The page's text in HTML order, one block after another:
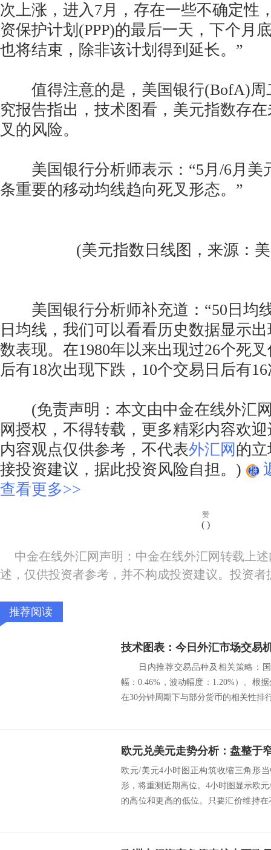
次上涨，进入7月，存在一些不确定性
资保护计划(PPP)的最后一天，下个月
也将结束，除非该计划得到延长。”
值得注意的是，美国银行(BofA)周
究报告指出，技术图看，美元指数存
叉的风险。
美国银行分析师表示：“5月/6月美
条重要的移动均线趋向死叉形态。”
(美元指数日线图，来源：
美国银行分析师补充道：“50日均
日均线，我们可以看看历史数据显示
数表现。在1980年以来出现过26个死
后有18次出现下跌，10个交易日后有
(免责声明：本文由中金在线外汇
网授权，不得转载，更多精彩内容欢
内容观点仅供参考，不代表外汇网的
接投资建议，据此投资风险自担。)
查看更多>>
赞
( )
中金在线外汇网声明：中金在线外汇网转载上
述，仅供投资者参考，并不构成投资建议。投资
推荐阅读
技术图表：今日外汇市场交易
日内推荐交易品种及相关策略：国
幅：0.46%，波动幅度：1.20%）。根
在30分钟周期下与部分货币
欧元兑美元走势分析：盘整于
欧元/美元4小时图正构筑收缩三角形
形，将重测近期高位。4小时图显示欧
的高位和更高的低位。只要汇价维持